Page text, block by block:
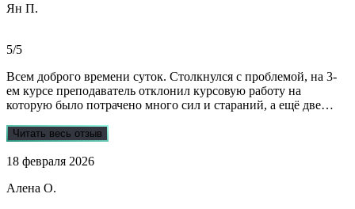
помощь студентам,то только-сюда.Огромное спасибо!!!
Ян П.
5/5
Всем доброго времени суток. Столкнулся с проблемой, на 3-
ем курсе преподаватель отклонил курсовую работу на
которую было потрачено много сил и стараний, а ещё две
обратился в Dist-help. Первый раз, были опасения и по срокам,
Ребята большие профессионалы, Алёна лучшая! Всё
Общение вызвало только позитивные эмоции. Все три работы
Читать весь отзыв
18 февраля 2026
Алена О.